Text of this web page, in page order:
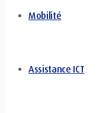
Mobilité
Assistance ICT